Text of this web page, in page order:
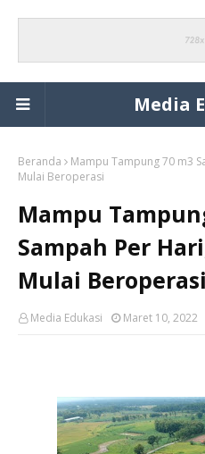
Media
Beranda
Mampu Tampung 70 m3
Mulai Beroperasi
Mampu
Sampah Per
Mulai Beroperasi
Media Edukasi Maret 10, 2022